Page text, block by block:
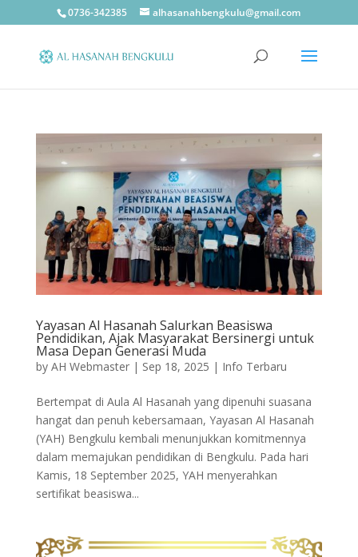
0736-342385 alhasanahbengkulu@gmail.com
Yayasan Al Hasanah Salurkan Beasiswa
Pendidikan, Ajak Masyarakat Bersinergi untuk
Masa Depan Generasi Muda
by AH Webmaster| Sep 18, 2025 | Info Terbaru
Bertempat di Aula Al Hasanah yang dipenuhi suasana
hangat dan penuh kebersamaan, Yayasan Al Hasanah
(YAH) Bengkulu kembali menunjukkan komitmennya
dalam memajukan pendidikan di Bengkulu. Pada hari
Kamis, 18 September 2025, YAH menyerahkan
sertifikat beasiswa...